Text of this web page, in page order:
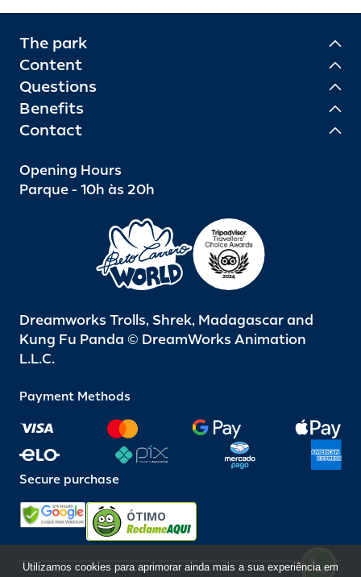
The park
Content
Questions
Benefits
Contact
Opening Hours
Parque - 10h às 20h
Dreamworks Trolls, Shrek, Madagascar and
Kung Fu Panda © DreamWorks Animation
L.L.C.
Payment Methods
Secure purchase
ÓTIMO
Utilizamos cookies para aprimorar ainda mais a sua experiência em